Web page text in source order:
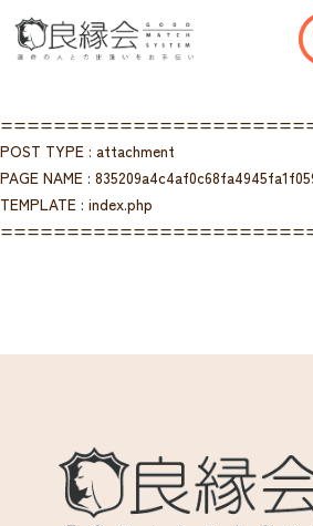
POST TYPE : attachment
PAGE NAME :
TEMPLATE : index.php